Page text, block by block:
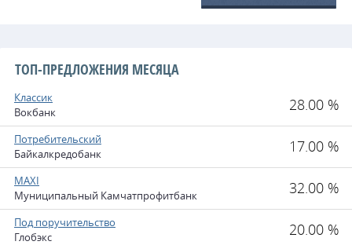
ТОП-ПРЕДЛОЖЕНИЯ МЕСЯЦА
Классик
Вокбанк
28.00 %
Потребительский
Байкалкредобанк
17.00 %
MAXI
Муниципальный Камчатпрофитбанк
32.00 %
Под поручительство
Глобэкс
20.00 %